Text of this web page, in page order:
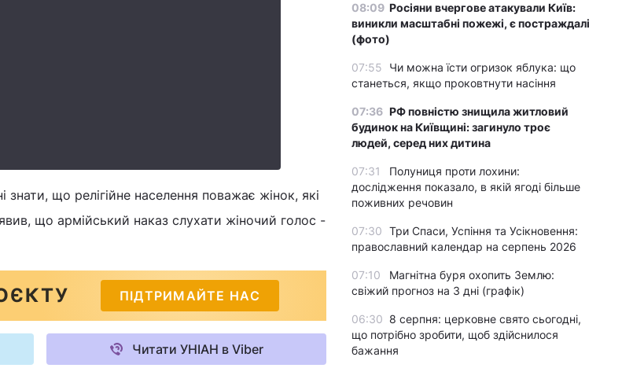
що релігійне населення поважає жінок, які
що армійський наказ слухати жіночий голос -
ПІДТРИМАЙТЕ НАС
Читати УНІАН в Viber
08:09 Росіяни вчергове атакували Київ:
виникли масштабні пожежі, є постраждалі
(фото)
07:55
Чи можна їсти огризок яблука: що
станеться, якщо проковтнути насіння
07:36 РФ повністю знищила житловий
будинок на Київщині: загинуло троє
людей, серед них дитина
07:31
Полуниця проти лохини:
дослідження показало, в якій ягоді більше
поживних речовин
07:30 Три Спаси, Успіння та Усікновення:
православний календар на серпень 2026
07:10
Магнітна буря охопить Землю:
свіжий прогноз на 3 дні (графік)
06:30 8 серпня: церковне свято сьогодні,
що потрібно зробити, щоб здійснилося
бажання